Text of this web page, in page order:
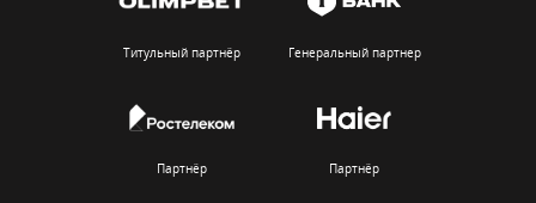
Титульный партнёр Генеральный партнер
Партнёр Партнёр